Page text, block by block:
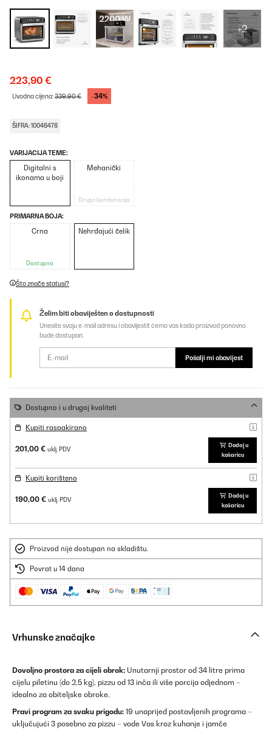
+2
223,90 €
Uvodna cijena:339,90 € -34%
ŠIFRA: 10046476
VARIJACIJA TEME:
Digitalni s
ikonama u boji
Mehanički
Druga kombinacija
PRIMARNA BOJA:
Crna
Dostupno
Nehrđajući čelik
Što znače statusi?
Želim biti obaviješten o dostupnosti
Unesite svoju e-mail adresu i obavijestit ćemo vas kada proizvod ponovno
bude dostupan.
Pošalji mi obavijest
Dostupno i u drugoj kvaliteti
Kupiti raspakirano
201,00 € uklj. PDV
Dodaj u
košaricu
Kupiti korišteno
190,00 € uklj. PDV
Dodaj u
košaricu
Proizvod nije dostupan na skladištu.
Povrat u 14 dana
Vrhunske značajke
Dovoljno prostora za cijeli obrok: Unutarnji prostor od 34 litre prima
cijelu piletinu (do 2,5 kg), pizzu od 13 inča ili više porcija odjednom –
idealno za obiteljske obroke.
Pravi program za svaku prigodu: 19 unaprijed postavljenih programa –
uključujući 3 posebno za pizzu – vode Vas kroz kuhanje i jamče